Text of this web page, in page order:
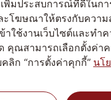
เพิ่มประสบการณ์ที่ดีในกา
ะโฆษณาให้ตรงกับความ
าใช้งานเว็บไซต์และทำ
คุณสามารถเลือกตั้งค่า
ลิก “การตั้งค่าคุกกี้” นโ